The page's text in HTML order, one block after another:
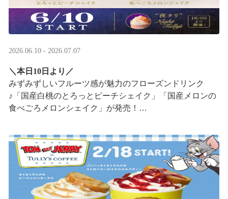
2026.06.10 - 2026.07.07
＼本日10日より／
みずみずしいフルーツ感が魅力のフローズンドリンク
♪「国産白桃のとろっとピーチシェイク」「国産メロンの
食べごろメロンシェイク」が発売！
ホイップクリームが無料で2倍 ···